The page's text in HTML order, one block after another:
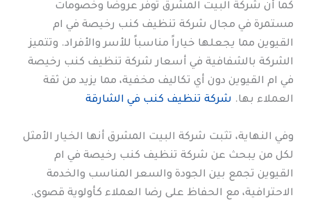
كما أن شركة البيت المشرق توفر عروضاً وخصومات
مستمرة في مجال شركة تنظيف كنب رخيصة في ام
القيوين مما يجعلها خياراً مناسباً للأسر والأفراد. وتتميز
الشركة بالشفافية في أسعار شركة تنظيف كنب رخيصة
في ام القيوين دون أي تكاليف مخفية، مما يزيد من ثقة
العملاء بها. شركة تنظيف كنب في الشارقة
وفي النهاية، تثبت شركة البيت المشرق أنها الخيار الأمثل
لكل من يبحث عن شركة تنظيف كنب رخيصة في ام
القيوين تجمع بين الجودة والسعر المناسب والخدمة
الاحترافية، مع الحفاظ على رضا العملاء كأولوية قصوى.